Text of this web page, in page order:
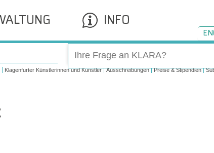
INFO
Klagenfurter Künstlerinnen und Künstler Ausschreibungen Preise & Stipendien